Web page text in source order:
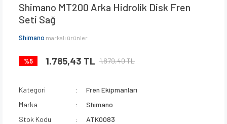
Shimano MT200 Arka Hidrolik Disk Fren
Seti Sağ
Shimano markalı ürünler
%5 1.785,43 TL 1.879,40 TL
Kategori
Fren Ekipmanları
Marka
Shimano
Stok Kodu
ATK0083